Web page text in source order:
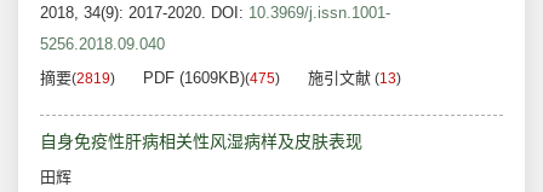
2018, 34(9): 2017-2020. DOI: 10.3969/j.issn.1001-
5256.2018.09.040
摘要(2819) PDF (1609KB)(475) 施引文献 (13)
自身免疫性肝病相关性风湿病样及皮肤表现
田辉